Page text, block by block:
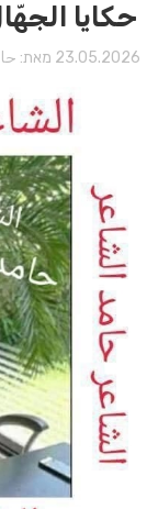
حكايا
מאת: